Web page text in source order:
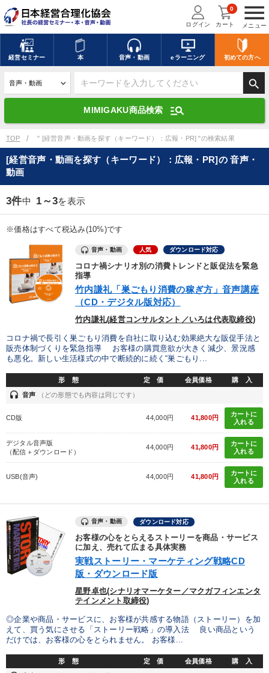
menu
メニュー
ログイン カート
0
経営セミナー 本 音声・動画 eラーニング 初めての方へ
search
MIMIGAKU商品検索 manage_search
キーワードを入力して探す
デジタル版対応のみ検索結果に表示する
search 上記の条件で検索
mic 講演収録物を探す
全国経営者セミナー講演収録物（全1315タイトル）からお探しいただけ
ます
優秀各社の智恵と戦略
若手異才経営者の発想 専門家のアドバイス
テーマ
【2月】音声・映像 「儲けの本質」を突く
2026年春季全国経営者セミナー収録講演ＣＤ・講演ＤＶＤ・デジ
歴史・古典に学ぶ実務講話
会社のパフォーマンスを高める講話 148回夏季大会
業種
製造業 卸売・小売・飲食業 建設・不動産業
IT・サービス・金融業 コンサルタント
キーワード
TOP " [経営音声・動画を探す（キーワード）：広報・PR] "の検索結果
[経営音声・動画を探す（キーワード）：広報・PR]の 音声・
動画
3件中 1～3を表示
※価格はすべて税込み(10%)です
音声・動画 人気 ダウンロード対応
コロナ禍シナリオ別の消費トレンドと販促法を緊急
指導
竹内謙礼「巣ごもり消費の稼ぎ方」音声講座
（CD・デジタル版対応）
竹内謙礼(経営コンサルタント／いろは代表取締役)
コロナ禍で長引く巣ごもり消費を自社に取り込む効果絶大な販促手法と
販売体制づくりを緊急指導 お客様の購買意欲が大きく減少、景況感
も悪化。新しい生活様式の中で断続的に続く“巣ごもり...
形 態 定 価 会員価格 購 入
headset 音声 （どの形態でも内容は同じです）
CD版 44,000円 41,800円
カートに
入れる
デジタル音声版
（配信＋ダウンロード）
44,000円 41,800円
カートに
入れる
USB(音声) 44,000円 41,800円
カートに
入れる
音声・動画 ダウンロード対応
お客様の心をとらえるストーリーを商品・サービス
に加え、売れて広まる具体実務
実戦ストーリー・マーケティング戦略CD
版・ダウンロード版
星野卓也(シナリオマーケター／マクガフィンエンタ
テインメント取締役)
◎企業や商品・サービスに、お客様が共感する物語（ストーリー）を加
えて、買う気にさせる「ストーリー戦略」の導入法 良い商品という
だけでは、お客様の心をとられません。 お客様...
形 態 定 価 会員価格 購 入